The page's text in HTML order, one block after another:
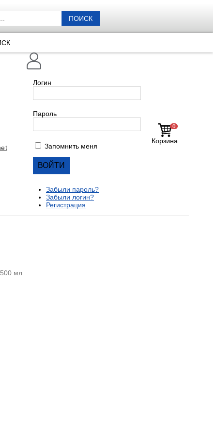
ПОИСК
0
Корзина
Логин
Пароль
Запомнить меня
Забыли пароль?
Забыли логин?
Регистрация
500 мл